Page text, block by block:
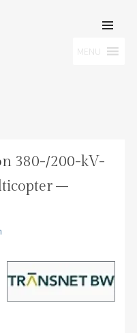
CONTENT
MENU
380-/200-kV-
–